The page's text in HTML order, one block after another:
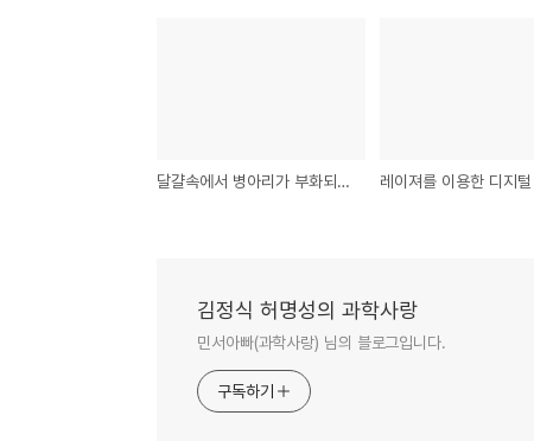
달걀속에서 병아리가 부화되기 까지
김정식 허명성의 과학사랑
민서아빠(과학사랑) 님의 블로그입니다.
구독하기